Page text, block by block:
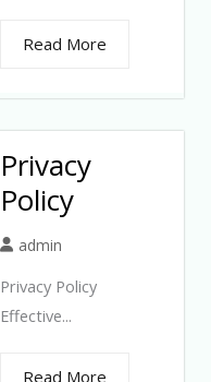
Read More
Privacy
Policy
admin
Privacy Policy
Effective...
Read More